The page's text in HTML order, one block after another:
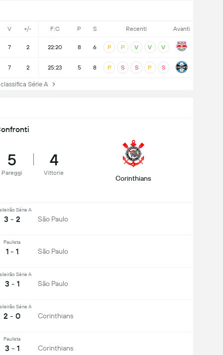
V +/- F:C P S Recenti Avanti
7 2 22:20 8 6 P P V V V
7 2 25:23 5 8 P S S P S
Série A
5
Pareggi
4
Vittorie
Corinthians
Série A
3 - 2 São Paulo
Paulista
1 - 1 São Paulo
Série A
3 - 1 São Paulo
Série A
2 - 0 Corinthians
Paulista
3 - 1 Corinthians